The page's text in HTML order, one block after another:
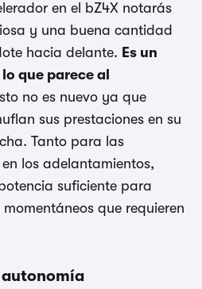
en el bZ4X notarás
y una buena cantidad
hacia delante. Es un
que parece al
no es nuevo ya que
sus prestaciones en su
Tanto para las
los adelantamientos,
suficiente para
que requieren